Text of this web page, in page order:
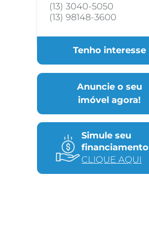
(13) 3040-5050
(13) 98148-3600
Tenho interesse
Anuncie o seu
imóvel agora!
Simule seu
financiamento
CLIQUE AQUI